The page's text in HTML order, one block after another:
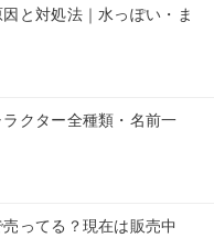
と対処法｜水っぽい・ま
クター全種類・名前一
ってる？現在は販売中